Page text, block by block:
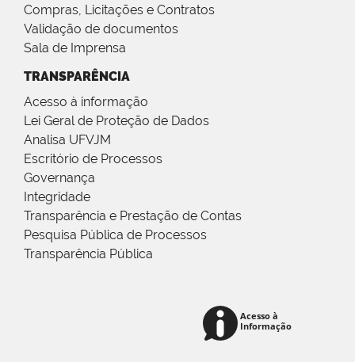
Compras, Licitações e Contratos
Validação de documentos
Sala de Imprensa
TRANSPARÊNCIA
Acesso à informação
Lei Geral de Proteção de Dados
Analisa UFVJM
Escritório de Processos
Governança
Integridade
Transparência e Prestação de Contas
Pesquisa Pública de Processos
Transparência Pública